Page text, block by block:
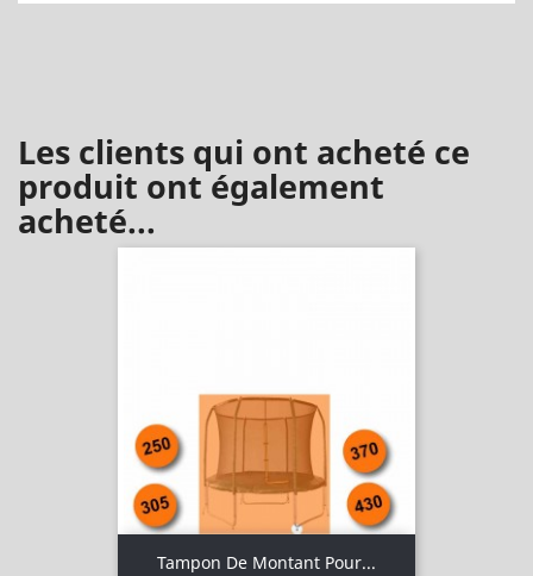
Les clients qui ont acheté ce
produit ont également
acheté...
Tampon De Montant Pour...